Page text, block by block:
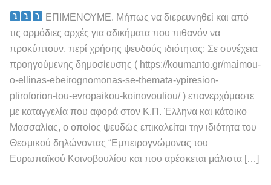
ΕΠΙΜΕΝΟΥΜΕ. Μήπως να διερευνηθεί και από
τις αρμόδιες αρχές για αδικήματα που πιθανόν να
προκύπτουν, περί χρήσης ψευδούς ιδιότητας; Σε συνέχεια
προηγούμενης δημοσίευσης ( https://koumanto.gr/maimou-
o-ellinas-ebeirognomonas-se-themata-ypiresion-
pliroforion-tou-evropaikou-koinovouliou/ ) επανερχόμαστε
με καταγγελία που αφορά στον Κ.Π. Έλληνα και κάτοικο
Μασσαλίας, ο οποίος ψευδώς επικαλείται την ιδιότητα του
Θεσμικού δηλώνοντας “Εμπειρογνώμονας του
Ευρωπαϊκού Κοινοβουλίου και που αρέσκεται μάλιστα […]